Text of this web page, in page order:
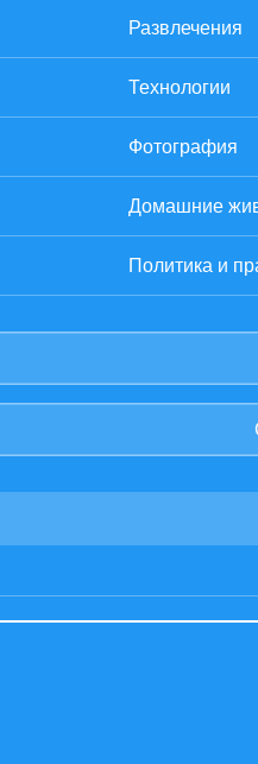
Развлечения
Технологии
Фотография
Домашние
Политика и